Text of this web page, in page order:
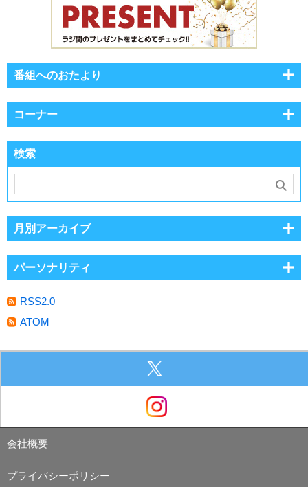
番組へのおたより
コーナー
検索
月別アーカイブ
パーソナリティ
RSS2.0
ATOM
会社概要
プライバシーポリシー